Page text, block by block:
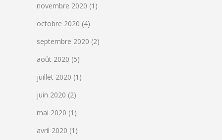
novembre 2020 (1)
octobre 2020 (4)
septembre 2020 (2)
août 2020 (5)
juillet 2020 (1)
juin 2020 (2)
mai 2020 (1)
avril 2020 (1)